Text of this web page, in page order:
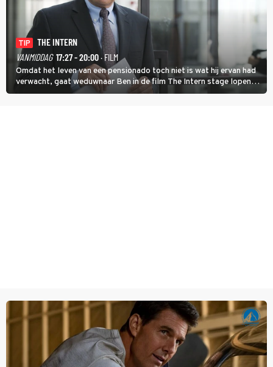
TIP
THE INTERN
VANMIDDAG 17:27 - 20:00· FILM
Omdat het leven van een pensionado toch niet is wat hij ervan had
verwacht, gaat weduwnaar Ben in de film The Intern stage lopen
bij de hippe webwinkel van Jules, wat een gouden zet blijkt te zijn.